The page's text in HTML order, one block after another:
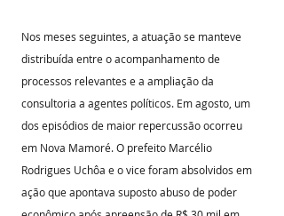
Nos meses seguintes, a atuação se manteve
distribuída entre o acompanhamento de
processos relevantes e a ampliação da
consultoria a agentes políticos. Em agosto, um
dos episódios de maior repercussão ocorreu
em Nova Mamoré. O prefeito Marcélio
Rodrigues Uchôa e o vice foram absolvidos em
ação que apontava suposto abuso de poder